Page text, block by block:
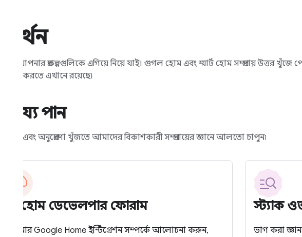
সমর্থন
আসুন আপনার প্রকল্পগুলিকে এগিয়ে নিয়ে যাই। গুগল হোম এবং স্মার্ট হোম সম্প্রদায় উত্তর খুঁজে
সংযোগ করতে এখানে রয়েছে৷
সাহায্য পান
সমাধান এবং অনুপ্রেরণা খুঁজতে আমাদের বিকাশকারী সম্প্রদায়ের জ্ঞানে আলতো চাপুন৷
স্মার্ট হোম ডেভেলপার ফোরাম
আপনার Google Home ইন্টিগ্রেশন সম্পর্কে আলোচনা করুন,
স্ট্যাক
ভাগ করা